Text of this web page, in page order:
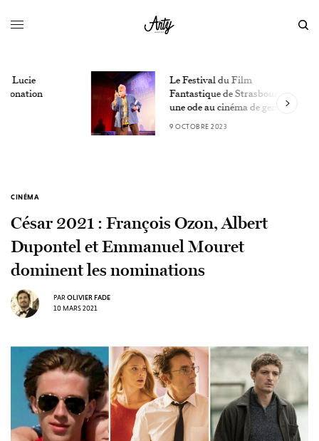
Le Festival du Film
Fantastique de Strasbourg :
une ode au cinéma de genre
9 OCTOBRE 2023
CINÉMA
César 2021 : François Ozon, Albert
Dupontel et Emmanuel Mouret
dominent les nominations
PAROLIVIER FADE
10 MARS 2021